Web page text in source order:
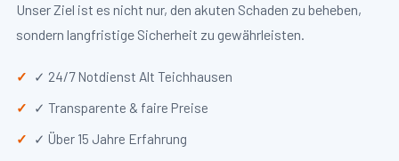
Unser Ziel ist es nicht nur, den akuten Schaden zu beheben,
sondern langfristige Sicherheit zu gewährleisten.
✓ 24/7 Notdienst Alt Teichhausen
✓ Transparente & faire Preise
✓ Über 15 Jahre Erfahrung